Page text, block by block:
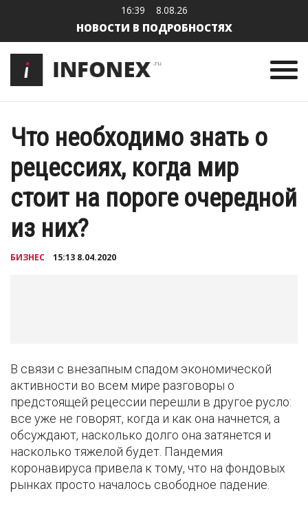
16:39 8.08.26
НОВОСТИ В ПОДРОБНОСТЯХ
Что необходимо знать о
рецессиях, когда мир
стоит на пороге очередной
из них?
БИЗНЕС 15:13 8.04.2020
В связи с внезапным спадом экономической
активности во всем мире разговоры о
предстоящей рецессии перешли в другое русло:
все уже не говорят, когда и как она начнется, а
обсуждают, насколько долго она затянется и
насколько тяжелой будет. Пандемия
коронавируса привела к тому, что на фондовых
рынках просто началось свободное падение.